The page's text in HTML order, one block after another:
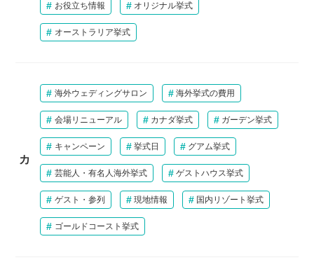
お役立ち情報 オリジナル挙式
オーストラリア挙式
カ
海外ウェディングサロン 海外挙式の費用
会場リニューアル カナダ挙式 ガーデン挙式
キャンペーン 挙式日 グアム挙式
芸能人・有名人海外挙式 ゲストハウス挙式
ゲスト・参列 現地情報 国内リゾート挙式
ゴールドコースト挙式